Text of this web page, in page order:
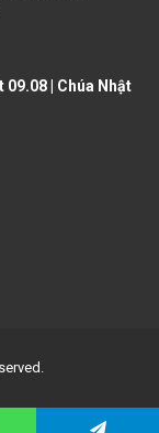
09.08 | Chúa Nhật